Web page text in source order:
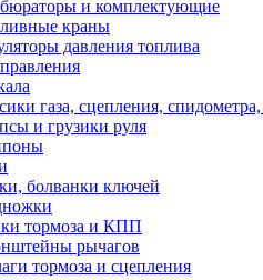
и комплектующие
краны
давления топлива
газа, сцепления, спидометра,
и грузики руля
болванки ключей
тормоза и КПП
рычагов
тормоза и сцепления